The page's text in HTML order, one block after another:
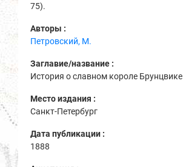
75).
Авторы :
Петровский, М.
Заглавие/название :
История о славном короле Брунцвике
Место издания :
Санкт-Петербург
Дата публикации :
1888